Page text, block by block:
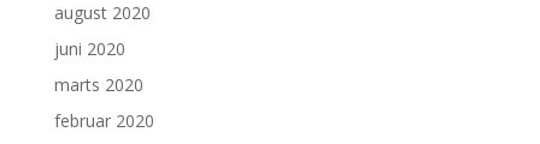
august 2020
juni 2020
marts 2020
februar 2020